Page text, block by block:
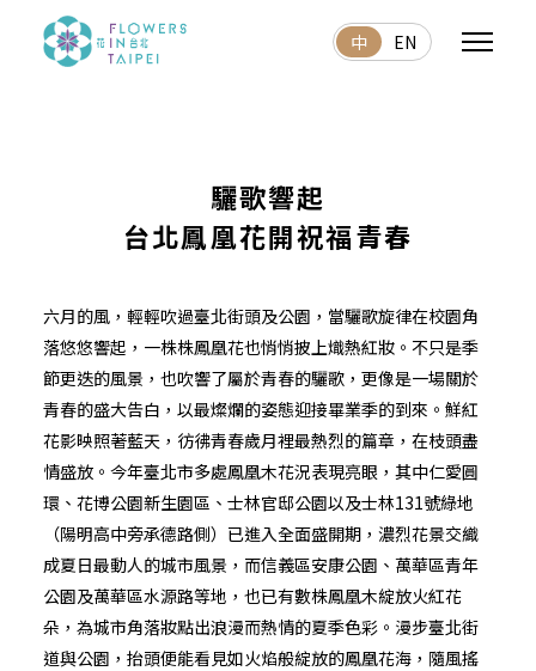
中 EN
驪歌響起
台北鳳凰花開祝福青春
六月的風，輕輕吹過臺北街頭及公園，當驪歌旋律在校園角
落悠悠響起，一株株鳳凰花也悄悄披上熾熱紅妝。不只是季
節更迭的風景，也吹響了屬於青春的驪歌，更像是一場關於
青春的盛大告白，以最燦爛的姿態迎接畢業季的到來。鮮紅
花影映照著藍天，彷彿青春歲月裡最熱烈的篇章，在枝頭盡
情盛放。今年臺北市多處鳳凰木花況表現亮眼，其中仁愛圓
環、花博公園新生園區、士林官邸公園以及士林131號綠地
（陽明高中旁承德路側）已進入全面盛開期，濃烈花景交織
成夏日最動人的城市風景，而信義區安康公園、萬華區青年
公園及萬華區水源路等地，也已有數株鳳凰木綻放火紅花
朵，為城市角落妝點出浪漫而熱情的夏季色彩。漫步臺北街
道與公園，抬頭便能看見如火焰般綻放的鳳凰花海，隨風搖